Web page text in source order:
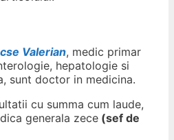
Valerian, medic primar
hepatologie si
sunt doctor in medicina.
cu summa cum laude,
generala zece (sef de